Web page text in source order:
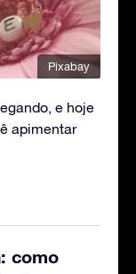
Pixabay
e hoje
apimentar
como